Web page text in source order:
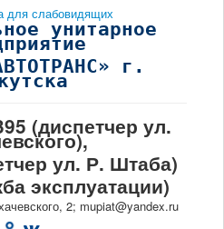
для слабовидящих
унитарное
г.
(диспетчер ул.
ул. Р. Штаба)
эксплуатации)
2; mupiat@yandex.ru